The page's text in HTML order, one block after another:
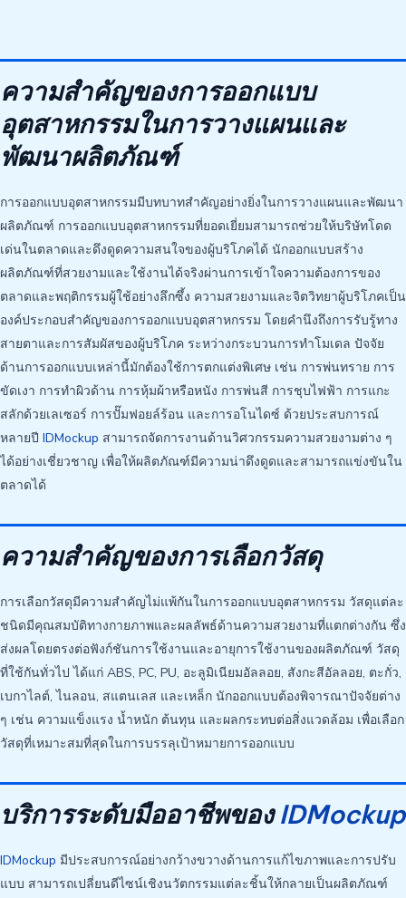
ความสำคัญของการออกแบบ
อุตสาหกรรมในการวางแผนและ
พัฒนาผลิตภัณฑ์
การออกแบบอุตสาหกรรมมีบทบาทสำคัญอย่างยิ่งในการวางแผนและพัฒนา
ผลิตภัณฑ์ การออกแบบอุตสาหกรรมที่ยอดเยี่ยมสามารถช่วยให้บริษัทโดด
เด่นในตลาดและดึงดูดความสนใจของผู้บริโภคได้ นักออกแบบสร้าง
ผลิตภัณฑ์ที่สวยงามและใช้งานได้จริงผ่านการเข้าใจความต้องการของ
ตลาดและพฤติกรรมผู้ใช้อย่างลึกซึ้ง ความสวยงามและจิตวิทยาผู้บริโภคเป็น
องค์ประกอบสำคัญของการออกแบบอุตสาหกรรม โดยคำนึงถึงการรับรู้ทาง
สายตาและการสัมผัสของผู้บริโภค ระหว่างกระบวนการทำโมเดล ปัจจัย
ด้านการออกแบบเหล่านี้มักต้องใช้การตกแต่งพิเศษ เช่น การพ่นทราย การ
ขัดเงา การทำผิวด้าน การหุ้มผ้าหรือหนัง การพ่นสี การชุบไฟฟ้า การแกะ
สลักด้วยเลเซอร์ การปั๊มฟอยล์ร้อน และการอโนไดซ์ ด้วยประสบการณ์
หลายปี IDMockup สามารถจัดการงานด้านวิศวกรรมความสวยงามต่าง ๆ
ได้อย่างเชี่ยวชาญ เพื่อให้ผลิตภัณฑ์มีความน่าดึงดูดและสามารถแข่งขันใน
ตลาดได้
ความสำคัญของการเลือกวัสดุ
การเลือกวัสดุมีความสำคัญไม่แพ้กันในการออกแบบอุตสาหกรรม วัสดุแต่ละ
ชนิดมีคุณสมบัติทางกายภาพและผลลัพธ์ด้านความสวยงามที่แตกต่างกัน ซึ่ง
ส่งผลโดยตรงต่อฟังก์ชันการใช้งานและอายุการใช้งานของผลิตภัณฑ์ วัสดุ
ที่ใช้กันทั่วไป ได้แก่ ABS, PC, PU, อะลูมิเนียมอัลลอย, สังกะสีอัลลอย, ตะกั่ว,
เบกาไลต์, ไนลอน, สแตนเลส และเหล็ก นักออกแบบต้องพิจารณาปัจจัยต่าง
ๆ เช่น ความแข็งแรง น้ำหนัก ต้นทุน และผลกระทบต่อสิ่งแวดล้อม เพื่อเลือก
วัสดุที่เหมาะสมที่สุดในการบรรลุเป้าหมายการออกแบบ
บริการระดับมืออาชีพของIDMockup
IDMockup มีประสบการณ์อย่างกว้างขวางด้านการแก้ไขภาพและการปรับ
แบบ สามารถเปลี่ยนดีไซน์เชิงนวัตกรรมแต่ละชิ้นให้กลายเป็นผลิตภัณฑ์